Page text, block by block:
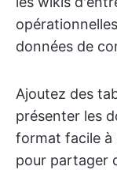
données de
Ajoutez des
présenter les
format facile à
pour partager